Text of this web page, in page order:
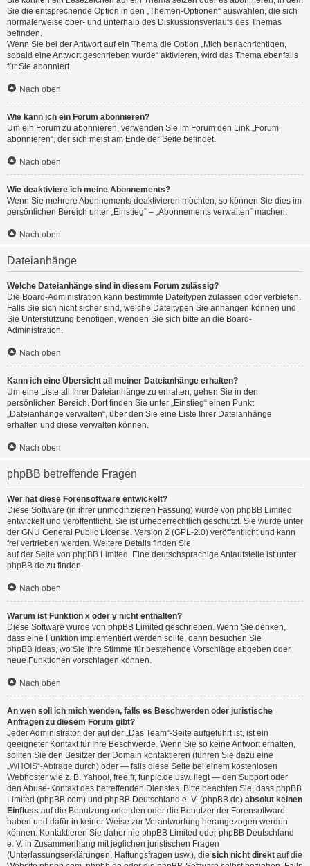
Sie die entsprechende Option in den „Themen-Optionen“ auswählen, die sich
normalerweise ober- und unterhalb des Diskussionsverlaufs des Themas
befinden.
Wenn Sie bei der Antwort auf ein Thema die Option „Mich benachrichtigen,
sobald eine Antwort geschrieben wurde“ aktivieren, wird das Thema ebenfalls
für Sie abonniert.
Nach oben
Wie kann ich ein Forum abonnieren?
Um ein Forum zu abonnieren, verwenden Sie im Forum den Link „Forum
abonnieren“, der sich meist am Ende der Seite befindet.
Nach oben
Wie deaktiviere ich meine Abonnements?
Wenn Sie mehrere Abonnements deaktivieren möchten, so können Sie dies im
persönlichen Bereich unter „Einstieg“ – „Abonnements verwalten“ machen.
Nach oben
Dateianhänge
Welche Dateianhänge sind in diesem Forum zulässig?
Die Board-Administration kann bestimmte Dateitypen zulassen oder verbieten.
Falls Sie sich nicht sicher sind, welche Dateitypen Sie anhängen können und
Sie Unterstützung benötigen, wenden Sie sich bitte an die Board-
Administration.
Nach oben
Kann ich eine Übersicht all meiner Dateianhänge erhalten?
Um eine Liste all Ihrer Dateianhänge zu erhalten, gehen Sie in den
persönlichen Bereich. Dort finden Sie unter „Einstieg“ einen Punkt
„Dateianhänge verwalten“, über den Sie eine Liste Ihrer Dateianhänge
erhalten und diese verwalten können.
Nach oben
phpBB betreffende Fragen
Wer hat diese Forensoftware entwickelt?
Diese Software (in ihrer unmodifizierten Fassung) wurde von phpBB Limited
entwickelt und veröffentlicht. Sie ist urheberrechtlich geschützt. Sie wurde unter
der GNU General Public License, Version 2 (GPL-2.0) veröffentlicht und kann
frei vertrieben werden. Weitere Details finden Sie
auf der Seite von phpBB Limited . Eine deutschsprachige Anlaufstelle ist unter
phpBB.de zu finden.
Nach oben
Warum ist Funktion x oder y nicht enthalten?
Diese Software wurde von phpBB Limited geschrieben. Wenn Sie denken,
dass eine Funktion implementiert werden sollte, dann besuchen Sie
phpBB Ideas, wo Sie Ihre Stimme für bestehende Vorschläge abgeben oder
neue Funktionen vorschlagen können.
Nach oben
An wen soll ich mich wenden, falls es Beschwerden oder juristische
Anfragen zu diesem Forum gibt?
Jeder Administrator, der auf der „Das Team“-Seite aufgeführt ist, ist ein
geeigneter Kontakt für Ihre Beschwerde. Wenn Sie so keine Antwort erhalten,
sollten Sie den Besitzer der Domain kontaktieren (führen Sie dazu eine
„WHOIS“-Abfrage durch) oder — falls diese Seite bei einem kostenlosen
Webhoster wie z. B. Yahoo!, free.fr, funpic.de usw. liegt — den Support oder
den Abuse-Kontakt des betreffenden Dienstes. Bitte beachten Sie, dass phpBB
Limited (phpBB.com) und phpBB Deutschland e. V. (phpBB.de) absolut keinen
Einfluss auf die Benutzung oder den oder die Benutzer der Forensoftware
haben und dafür in keiner Weise zur Verantwortung herangezogen werden
können. Kontaktieren Sie daher nie phpBB Limited oder phpBB Deutschland
e. V. in Zusammenhang mit jeglichen juristischen Fragen
(Unterlassungserklärungen, Haftungsfragen usw.), die sich nicht direkt auf die